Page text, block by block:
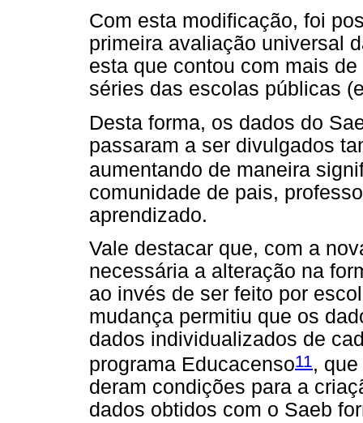
Com esta modificação, foi
primeira avaliação universal
esta que contou com mais
séries das escolas públicas
Desta forma, os dados do
passaram a ser divulgados
aumentando de maneira
comunidade de pais,
aprendizado.
Vale destacar que, com a
necessária a alteração na
ao invés de ser feito por
mudança permitiu que os
dados individualizados de
programa Educacenso11 ,
deram condições para a
dados obtidos com o Saeb